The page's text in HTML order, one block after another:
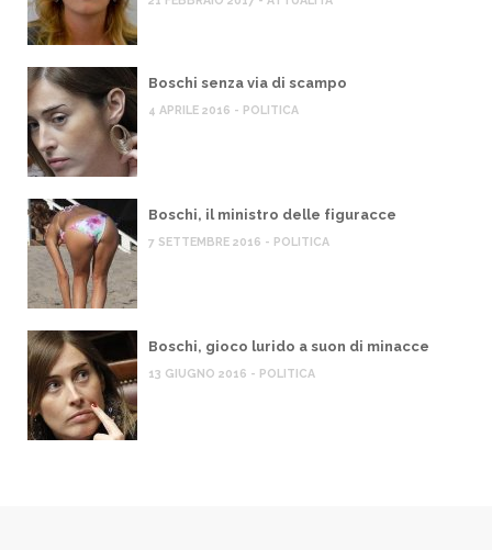
Boschi senza via di scampo
4 APRILE 2016 - POLITICA
Boschi, il ministro delle figuracce
7 SETTEMBRE 2016 - POLITICA
Boschi, gioco lurido a suon di minacce
13 GIUGNO 2016 - POLITICA